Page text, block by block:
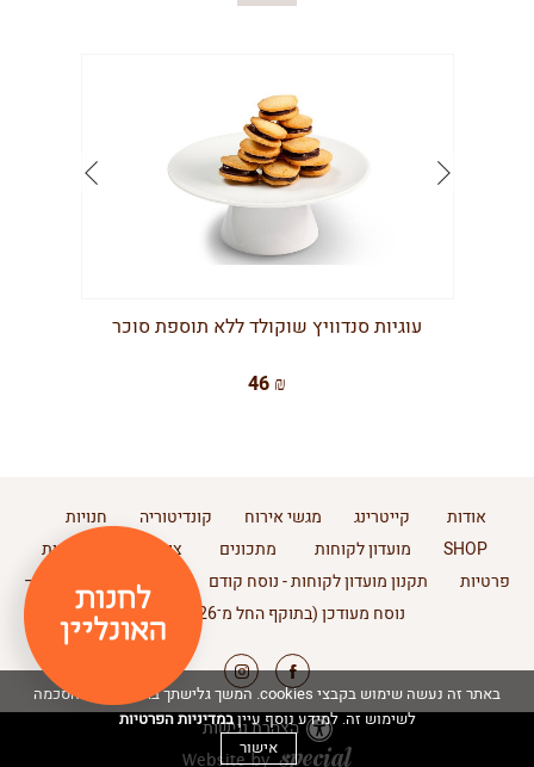
באתר זה נעשה שימוש בקבצי cookies. המשך גלישתך באתר מהווה הסכמה
לשימוש זה. למידע נוסף עייןבמדיניות הפרטיות
אישור
עוגיות סנדוויץ שוקולד ללא תוספת סוכר
46 ₪
אודות קייטרינג מגשי אירוח קונדיטוריה
חנויות
SHOP
מועדון לקוחות מתכונים צור קשר
מדיניות
פרטיות
תקנון מועדון לקוחות - נוסח קודם
תקנון מועדון לקוחות –
נוסח מעודכן (בתוקף החל מ־11.2.2026)
הצהרת נגישות